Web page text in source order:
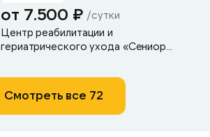
от 7.500 ₽ /сутки
Центр реабилитации и
гериатрического ухода «Сениор
Смотреть все 72